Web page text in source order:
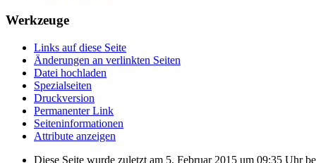
Werkzeuge
Links auf diese Seite
Änderungen an verlinkten Seiten
Datei hochladen
Spezialseiten
Druckversion
Permanenter Link
Seiten­informationen
Attribute anzeigen
Diese Seite wurde zuletzt am 5. Februar 2015 um 09:35 Uhr